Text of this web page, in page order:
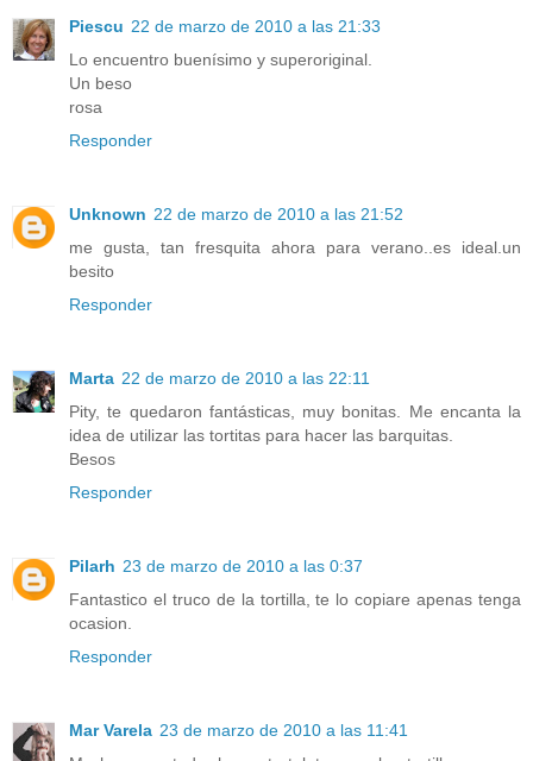
Piescu 22 de marzo de 2010 a las 21:33
Lo encuentro buenísimo y superoriginal.
Un beso
rosa
Responder
Unknown 22 de marzo de 2010 a las 21:52
me gusta, tan fresquita ahora para verano..es ideal.un
besito
Responder
Marta 22 de marzo de 2010 a las 22:11
Pity, te quedaron fantásticas, muy bonitas. Me encanta la
idea de utilizar las tortitas para hacer las barquitas.
Besos
Responder
Pilarh 23 de marzo de 2010 a las 0:37
Fantastico el truco de la tortilla, te lo copiare apenas tenga
ocasion.
Responder
Mar Varela 23 de marzo de 2010 a las 11:41